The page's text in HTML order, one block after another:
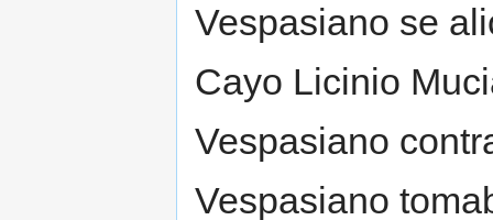
Vespasiano se
Cayo Licinio
Vespasiano
Vespasiano